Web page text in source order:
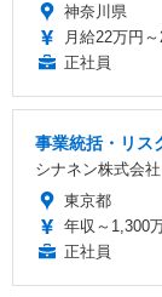
神奈川県
月給22万円
正社員
事業統括・リス
シナネン株式会社
東京都
年収～1,300
正社員